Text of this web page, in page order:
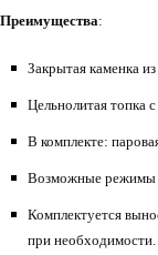
Преимущества:
Закрытая каменка
Цельнолитая топка
В комплекте:
Возможные режимы
Комплектуется
при необходимости.